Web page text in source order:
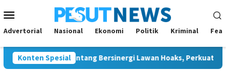
ke
kontenMobile
Advertorial Nasional Ekonomi Politik Kriminal
Konten Spesial
dan JMSI Bontang Bersinergi Lawan Hoaks, Perkuat